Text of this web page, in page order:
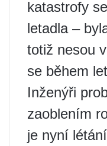
katastrofy
letadla –
totiž nesou
se během
Inženýři
zaoblením
je nyní